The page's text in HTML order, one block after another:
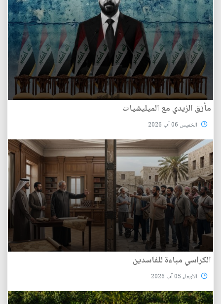
مأزق الزيدي مع الميليشيات
الخميس 06 آب 2026
الكراسي مباءة للفاسدين
الأربعاء 05 آب 2026